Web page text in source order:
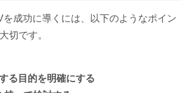
成功に導くには、以下のようなポイン
切です。
る目的を明確にする